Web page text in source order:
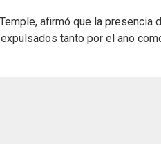
afirmó que la presencia
tanto por el ano